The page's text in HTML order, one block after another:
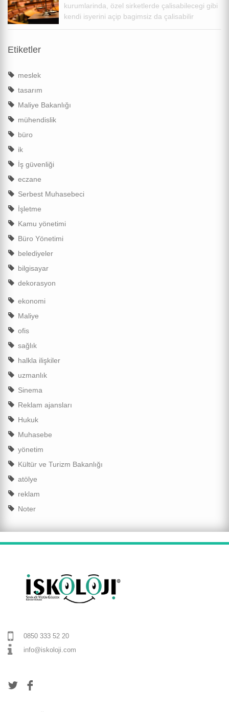
kurumlarinda, özel sirketlerde çalisabilecegi gibi
kendi isyerini açip bagimsiz da çalisabilir
Etiketler
meslek
tasarım
Maliye Bakanlığı
mühendislik
büro
ik
İş güvenliği
eczane
Serbest Muhasebeci
İşletme
Kamu yönetimi
Büro Yönetimi
belediyeler
bilgisayar
dekorasyon
ekonomi
Maliye
ofis
sağlık
halkla ilişkiler
uzmanlık
Sinema
Reklam ajansları
Hukuk
Muhasebe
yönetim
Kültür ve Turizm Bakanlığı
atölye
reklam
Noter
0850 333 52 20
info@iskoloji.com